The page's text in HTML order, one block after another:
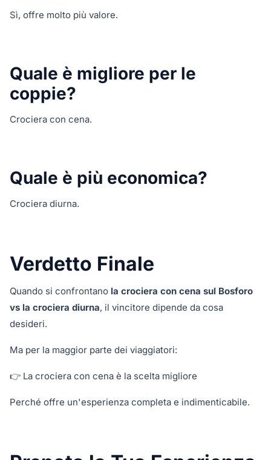
Sì, offre molto più valore.
Quale è migliore per le
coppie?
Crociera con cena.
Quale è più economica?
Crociera diurna.
Verdetto Finale
Quando si confrontano la crociera con cena sul Bosforo
vs la crociera diurna, il vincitore dipende da cosa
desideri.
Ma per la maggior parte dei viaggiatori:
👉 La crociera con cena è la scelta migliore
Perché offre un'esperienza completa e indimenticabile.